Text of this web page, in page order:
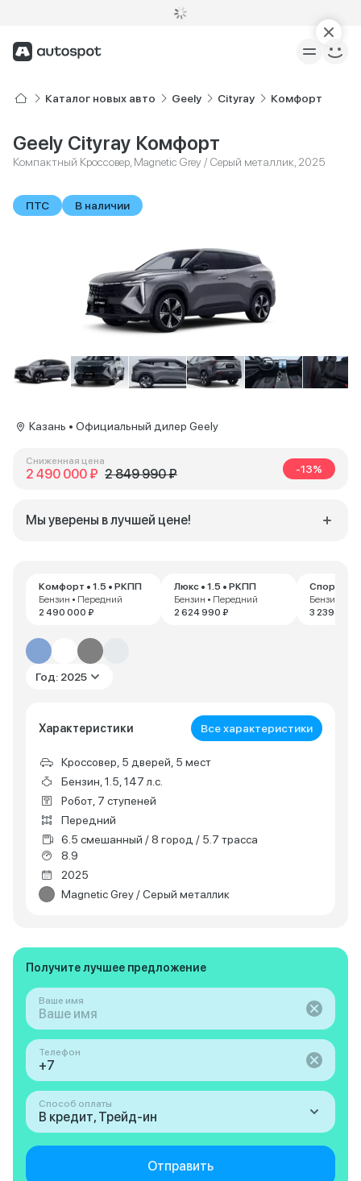
Каталог новых авто Geely Cityray Комфорт
Geely Cityray Комфорт
Компактный Кроссовер, Magnetic Grey / Серый металлик, 2025
ПТС В наличии
Комфорт • 1.5 • РКПП
Бензин • Передний
2 490 000 ₽
Люкс • 1.5 • РКПП
Бензин • Передний
2 624 990 ₽
Спорт •
Бензин •
3 239 190 ₽
Год: 2025
Характеристики Все характеристики
Кроссовер, 5 дверей, 5 мест
Бензин, 1.5, 147 л.с.
Робот, 7 ступеней
Передний
6.5 смешанный / 8 город / 5.7 трасса
8.9
2025
Magnetic Grey / Серый металлик
Казань • Официальный дилер Geely
Сниженная цена
2 490 000 ₽ 2 849 990 ₽ -13%
Мы уверены в лучшей цене!
Получите лучшее предложение
Ваше имя
Телефон
Способ оплаты
В кредит, Трейд-ин
Отправить